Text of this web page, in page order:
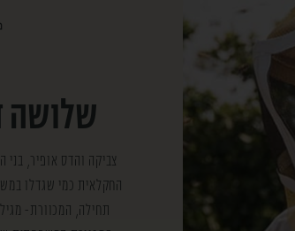
שלושה
צביקה והדס אופיר,
החקלאית כמי שגדלו
תחילה, המכוורת-